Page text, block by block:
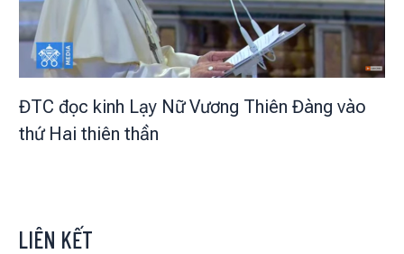
ĐTC đọc kinh Lạy Nữ Vương Thiên Đàng vào
thứ Hai thiên thần
LIÊN KẾT